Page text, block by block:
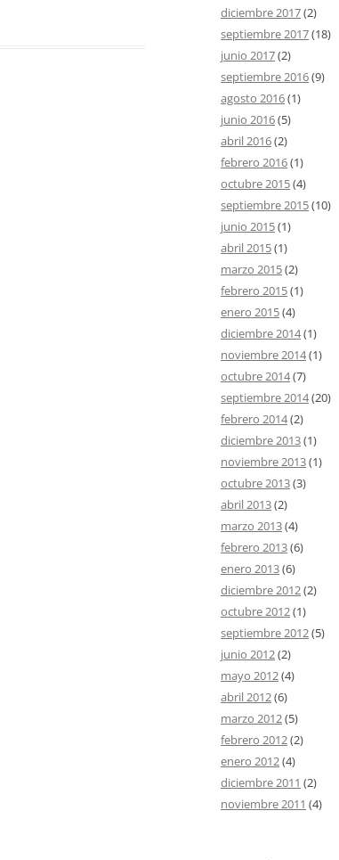
diciembre 2017(2)
septiembre 2017(18)
junio 2017(2)
septiembre 2016(9)
agosto 2016(1)
junio 2016(5)
abril 2016(2)
febrero 2016(1)
octubre 2015(4)
septiembre 2015(10)
junio 2015(1)
abril 2015(1)
marzo 2015(2)
febrero 2015(1)
enero 2015(4)
diciembre 2014(1)
noviembre 2014(1)
octubre 2014(7)
septiembre 2014(20)
febrero 2014(2)
diciembre 2013(1)
noviembre 2013(1)
octubre 2013(3)
abril 2013(2)
marzo 2013(4)
febrero 2013(6)
enero 2013(6)
diciembre 2012(2)
octubre 2012(1)
septiembre 2012(5)
junio 2012(2)
mayo 2012(4)
abril 2012(6)
marzo 2012(5)
febrero 2012(2)
enero 2012(4)
diciembre 2011 (2)
noviembre 2011 (4)